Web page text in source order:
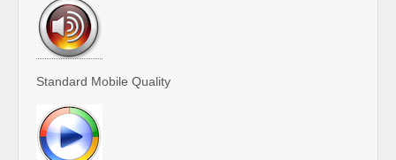
Standard Mobile Quality